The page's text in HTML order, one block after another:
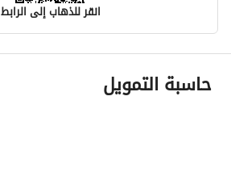
انقر للذهاب إلى الرابط
معلومات مسؤول الإعلان
اسم المسؤول
حاسبة التمويل